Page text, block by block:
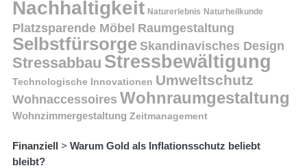
Nachhaltigkeit Naturerlebnis Naturheilkunde
Platzsparende Möbel Raumgestaltung
Selbstfürsorge Skandinavisches Design
Stressabbau Stressbewältigung
Technologische Innovationen Umweltschutz
Wohnaccessoires Wohnraumgestaltung
Wohnzimmergestaltung Zeitmanagement
Finanziell > Warum Gold als Inflationsschutz beliebt
bleibt?